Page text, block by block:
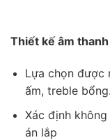
Thiết kế âm
Lựa chọn được
ấm, treble bổng.
Xác định
án lắp